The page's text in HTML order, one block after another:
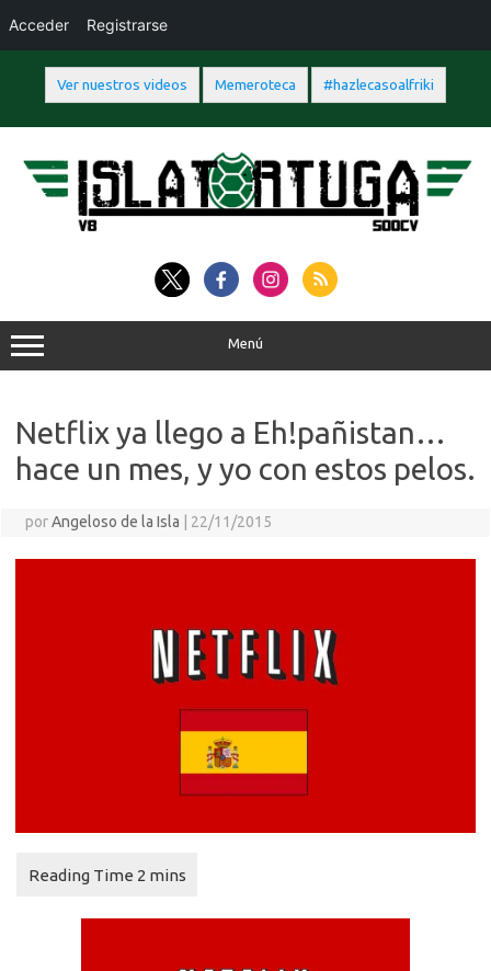
Ver nuestros videos Memeroteca #hazlecasoalfriki
contenido
Menú
Netflix ya llego a Eh!pañistan…
hace un mes, y yo con estos pelos.
porAngeloso de la Isla 22/11/2015
Acceder Registrarse